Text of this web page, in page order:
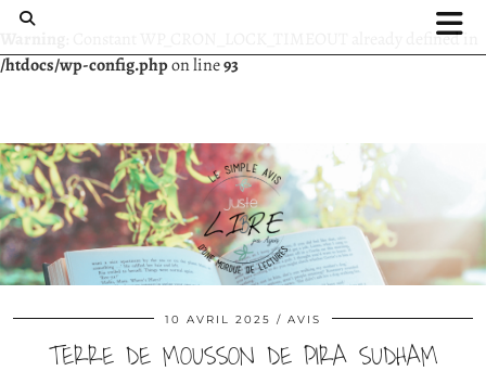
: Constant WP_CRON_LOCK_TIMEOUT already defined in
/htdocs/wp-config.phpon line93
10 AVRIL 2025 AVIS
TERRE DE MOUSSON DE PIRA SUDHAM